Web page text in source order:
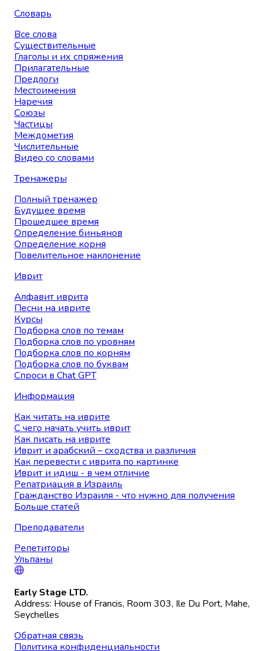
Словарь
Все слова
Существительные
Глаголы и их спряжения
Прилагательные
Предлоги
Местоимения
Наречия
Союзы
Частицы
Междометия
Числительные
Видео со словами
Тренажеры
Полный тренажер
Будущее время
Прошедшее время
Определение биньянов
Определение корня
Повелительное наклонение
Иврит
Алфавит иврита
Песни на иврите
Курсы
Подборка слов по темам
Подборка слов по уровням
Подборка слов по корням
Подборка слов по буквам
Спроси в Chat GPT
Информация
Как читать на иврите
С чего начать учить иврит
Как писать на иврите
Иврит и арабский – сходства и различия
Как перевести с иврита по картинке
Иврит и идиш - в чем отличие
Репатриация в Израиль
Гражданство Израиля - что нужно для получения
Больше статей
Преподаватели
Репетиторы
Ульпаны
Early Stage LTD.
Address: House of Francis, Room 303, Ile Du Port, Mahe,
Seychelles
Обратная связь
Политика конфиденциальности